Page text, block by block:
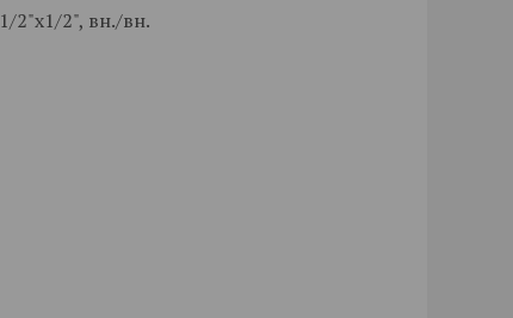
2"x1/2", вн./вн.